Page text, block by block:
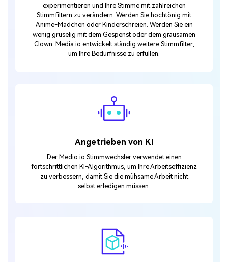
experimentieren und Ihre Stimme mit zahlreichen
Stimmfiltern zu verändern. Werden Sie hochtönig mit
Anime-Mädchen oder Kinderschreien. Werden Sie ein
wenig gruselig mit dem Gespenst oder dem grausamen
Clown. Media.io entwickelt ständig weitere Stimmfilter,
um Ihre Bedürfnisse zu erfüllen.
Angetrieben von KI
Der Medio.io Stimmwechsler verwendet einen
fortschrittlichen KI-Algorithmus, um Ihre Arbeitseffizienz
zu verbessern, damit Sie die mühsame Arbeit nicht
selbst erledigen müssen.